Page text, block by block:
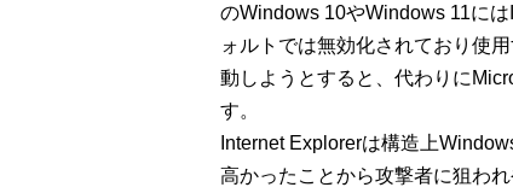
のWindows 10やWindows 11に
ォルトでは無効化されており使
動しようとすると、代わりに
す。
Internet Explorerは構造上
高かったことから攻撃者に狙わ